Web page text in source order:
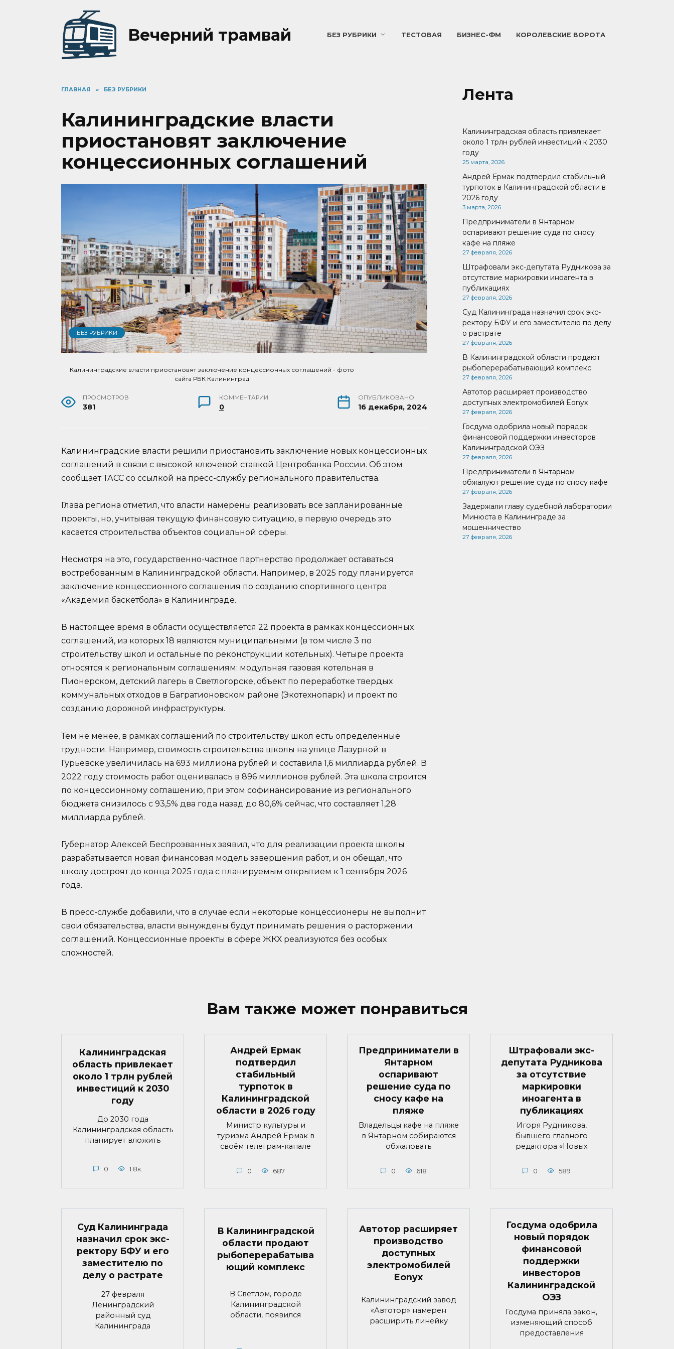
Вечерний трамвай БЕЗ РУБРИКИ ТЕСТОВАЯ БИЗНЕС-ФМ КОРОЛЕВСКИЕ ВОРОТА
ГЛАВНАЯ » БЕЗ РУБРИКИ
Калининградские власти
приостановят заключение
концессионных соглашений
БЕЗ РУБРИКИ
Калининградские власти приостановят заключение концессионных соглашений - фото
сайта РБК Калининград
ПРОСМОТРОВ
381
КОММЕНТАРИИ
0
ОПУБЛИКОВАНО
16 декабря, 2024
Калининградские власти решили приостановить заключение новых концессионных
соглашений в связи с высокой ключевой ставкой Центробанка России. Об этом
сообщает ТАСС со ссылкой на пресс-службу регионального правительства.
Глава региона отметил, что власти намерены реализовать все запланированные
проекты, но, учитывая текущую финансовую ситуацию, в первую очередь это
касается строительства объектов социальной сферы.
Несмотря на это, государственно-частное партнерство продолжает оставаться
востребованным в Калининградской области. Например, в 2025 году планируется
заключение концессионного соглашения по созданию спортивного центра
«Академия баскетбола» в Калининграде.
В настоящее время в области осуществляется 22 проекта в рамках концессионных
соглашений, из которых 18 являются муниципальными (в том числе 3 по
строительству школ и остальные по реконструкции котельных). Четыре проекта
относятся к региональным соглашениям: модульная газовая котельная в
Пионерском, детский лагерь в Светлогорске, объект по переработке твердых
коммунальных отходов в Багратионовском районе (Экотехнопарк) и проект по
созданию дорожной инфраструктуры.
Тем не менее, в рамках соглашений по строительству школ есть определенные
трудности. Например, стоимость строительства школы на улице Лазурной в
Гурьевске увеличилась на 693 миллиона рублей и составила 1,6 миллиарда рублей. В
2022 году стоимость работ оценивалась в 896 миллионов рублей. Эта школа строится
по концессионному соглашению, при этом софинансирование из регионального
бюджета снизилось с 93,5% два года назад до 80,6% сейчас, что составляет 1,28
миллиарда рублей.
Губернатор Алексей Беспрозванных заявил, что для реализации проекта школы
разрабатывается новая финансовая модель завершения работ, и он обещал, что
школу достроят до конца 2025 года с планируемым открытием к 1 сентября 2026
года.
В пресс-службе добавили, что в случае если некоторые концессионеры не выполнит
свои обязательства, власти вынуждены будут принимать решения о расторжении
соглашений. Концессионные проекты в сфере ЖКХ реализуются без особых
сложностей.
Лента
Калининградская область привлекает
около 1 трлн рублей инвестиций к 2030
году
25 марта, 2026
Андрей Ермак подтвердил стабильный
турпоток в Калининградской области в
2026 году
3 марта, 2026
Предприниматели в Янтарном
оспаривают решение суда по сносу
кафе на пляже
27 февраля, 2026
Штрафовали экс-депутата Рудникова за
отсутствие маркировки иноагента в
публикациях
27 февраля, 2026
Суд Калининграда назначил срок экс-
ректору БФУ и его заместителю по делу
о растрате
27 февраля, 2026
В Калининградской области продают
рыбоперерабатывающий комплекс
27 февраля, 2026
Автотор расширяет производство
доступных электромобилей Eonyx
27 февраля, 2026
Госдума одобрила новый порядок
финансовой поддержки инвесторов
Калининградской ОЭЗ
27 февраля, 2026
Предприниматели в Янтарном
обжалуют решение суда по сносу кафе
27 февраля, 2026
Задержали главу судебной лаборатории
Минюста в Калининграде за
мошенничество
27 февраля, 2026
Вам также может понравиться
Калининградская
область привлекает
около 1 трлн рублей
инвестиций к 2030
году
До 2030 года
Калининградская область
планирует вложить
0 1.8к.
Андрей Ермак
подтвердил
стабильный
турпоток в
Калининградской
области в 2026 году
Министр культуры и
туризма Андрей Ермак в
своём телеграм-канале
0 687
Предприниматели в
Янтарном
оспаривают
решение суда по
сносу кафе на
пляже
Владельцы кафе на пляже
в Янтарном собираются
обжаловать
0 618
Штрафовали экс-
депутата Рудникова
за отсутствие
маркировки
иноагента в
публикациях
Игоря Рудникова,
бывшего главного
редактора «Новых
0 589
Суд Калининграда
назначил срок экс-
ректору БФУ и его
заместителю по
делу о растрате
27 февраля
Ленинградский
районный суд
Калининграда
В Калининградской
области продают
рыбоперерабатыва
ющий комплекс
В Светлом, городе
Калининградской
области, появился
Автотор расширяет
производство
доступных
электромобилей
Eonyx
Калининградский завод
«Автотор» намерен
расширить линейку
Госдума одобрила
новый порядок
финансовой
поддержки
инвесторов
Калининградской
ОЭЗ
Госдума приняла закон,
изменяющий способ
предоставления